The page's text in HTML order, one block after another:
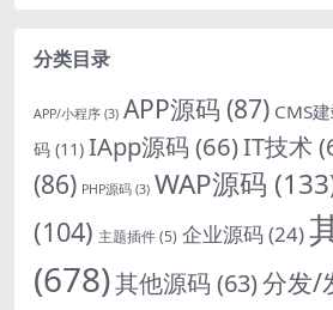
分类目录
APP/小程序 (3) APP源码 (87) CMS
码 (11) IApp源码 (66)IT技术
(86) PHP源码 (3) WAP源码
(104) 主题插件(5) 企业源码(24)
(678)其他源码 (63)分发/